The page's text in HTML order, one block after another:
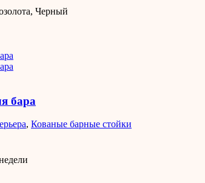
Черный
бара
, Кованые барные стойки